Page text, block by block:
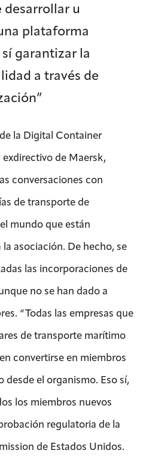
u
plataforma
garantizar la
a través de
la Digital Container
de Maersk,
conversaciones con
de transporte de
mundo que están
asociación. De hecho, se
las incorporaciones de
no se han dado a
“Todas las empresas que
de transporte marítimo
convertirse en miembros
desde el organismo. Eso sí,
los miembros nuevos
regulatoria de la
de Estados Unidos.